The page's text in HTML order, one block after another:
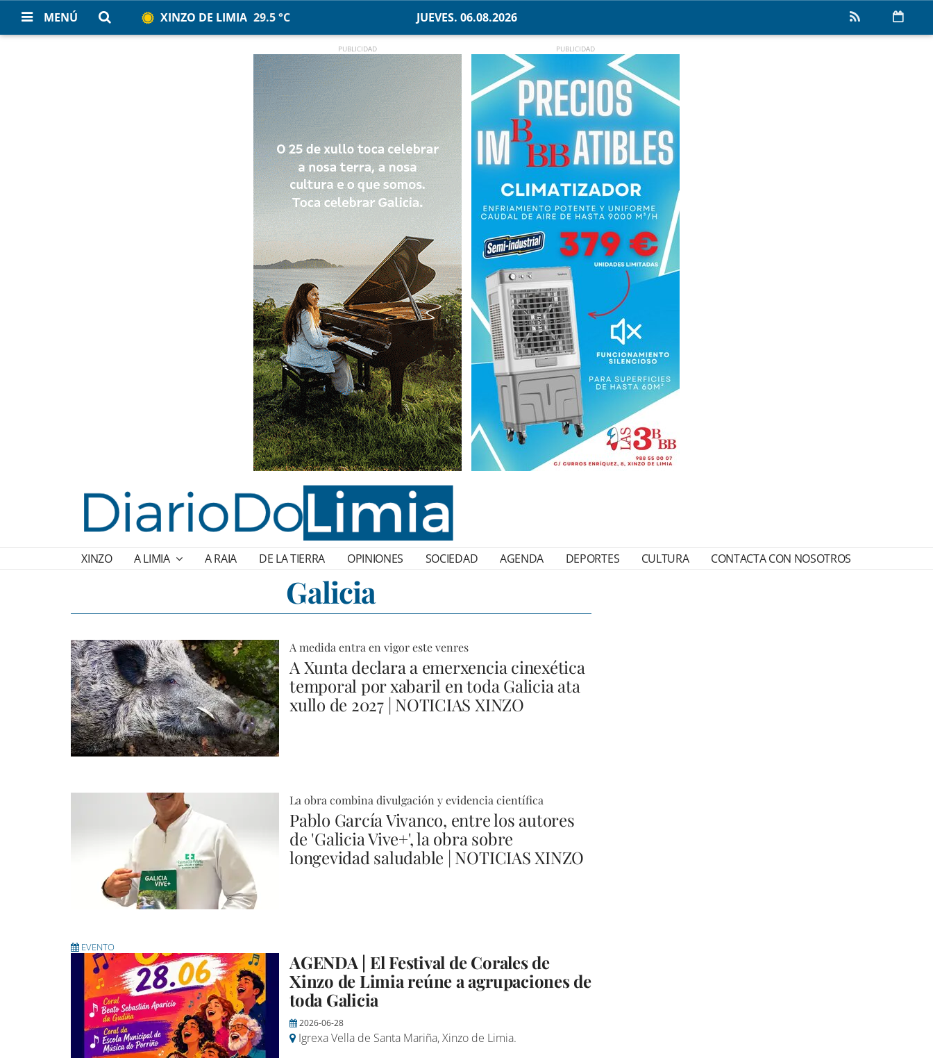
MENÚ XINZO DE LIMIA 29.5 °C JUEVES. 06.08.2026
XINZO A LIMIA A RAIA DE LA TIERRA OPINIONES SOCIEDAD AGENDA DEPORTES CULTURA CONTACTA CON NOSOTROS
Galicia
A medida entra en vigor este venres
A Xunta declara a emerxencia cinexética
temporal por xabaril en toda Galicia ata
xullo de 2027 | NOTICIAS XINZO
La obra combina divulgación y evidencia científica
Pablo García Vivanco, entre los autores
de 'Galicia Vive+', la obra sobre
longevidad saludable | NOTICIAS XINZO
EVENTO
AGENDA | El Festival de Corales de
Xinzo de Limia reúne a agrupaciones de
toda Galicia
2026-06-28
Igrexa Vella de Santa Mariña, Xinzo de Limia.